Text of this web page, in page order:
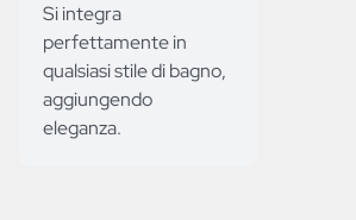
Si integra
perfettamente in
qualsiasi stile di bagno,
aggiungendo
eleganza.